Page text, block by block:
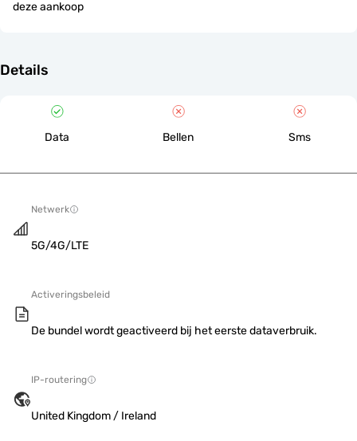
deze aankoop
Details
Data Bellen Sms
Netwerk
5G/4G/LTE
Activeringsbeleid
De bundel wordt geactiveerd bij het eerste dataverbruik.
IP-routering
United Kingdom / Ireland